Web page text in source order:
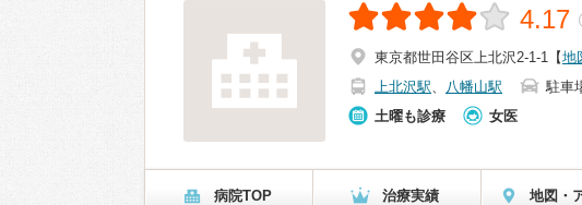
4.17
東京都世田谷区上北沢2-1-1 【地
上北沢駅、 八幡山駅 駐車
土曜も診療
女医
病院TOP 治療実績 地図・